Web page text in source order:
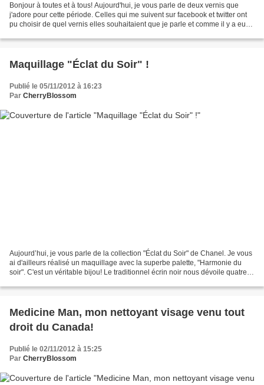
Bonjour à toutes et à tous! Aujourd'hui, je vous parle de deux vernis que
j'adore pour cette période. Celles qui me suivent sur facebook et twitter ont
pu choisir de quel vernis elles souhaitaient que je parle et comme il y a eu
Maquillage "Éclat du Soir" !
Publié le 05/11/2012 à 16:23
Par CherryBlossom
Aujourd’hui, je vous parle de la collection "Éclat du Soir" de Chanel. Je vous
ai d'ailleurs réalisé un maquillage avec la superbe palette, "Harmonie du
soir". C'est un véritable bijou! Le traditionnel écrin noir nous dévoile quatre
Medicine Man, mon nettoyant visage venu tout
droit du Canada!
Publié le 02/11/2012 à 15:25
Par CherryBlossom